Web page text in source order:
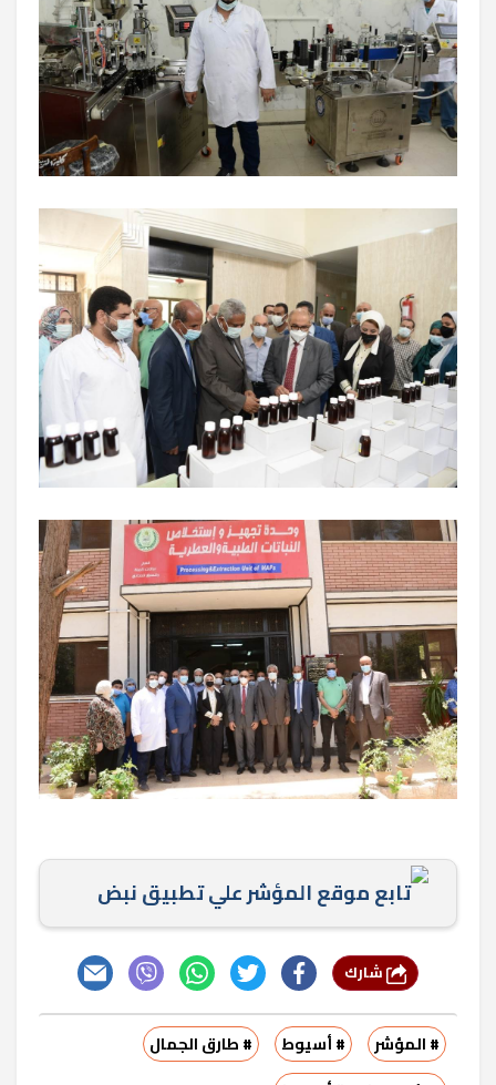
تابع موقع المؤشر علي تطبيق نبض
# المؤشر # أسيوط
# طارق الجمال